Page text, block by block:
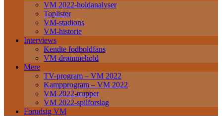
VM 2022-holdanalyser
Toplister
VM-stadions
VM-historie
Interviews
Kendte fodboldfans
VM-drømmehold
Mere
TV-program – VM 2022
Kampprogram – VM 2022
VM 2022-trupper
VM 2022-spilforslag
Forudsig VM